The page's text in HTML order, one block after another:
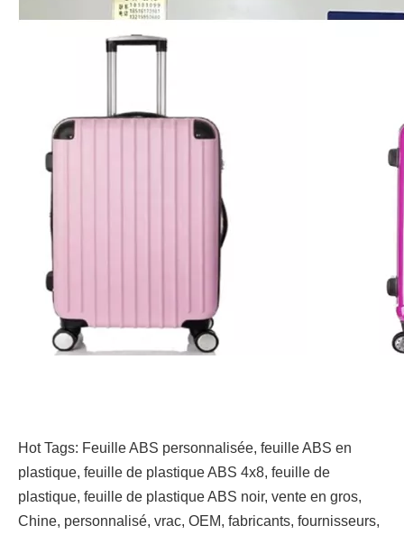
Hot Tags: Feuille ABS personnalisée, feuille ABS en
plastique, feuille de plastique ABS 4x8, feuille de
plastique, feuille de plastique ABS noir, vente en gros,
Chine, personnalisé, vrac, OEM, fabricants, fournisseurs,